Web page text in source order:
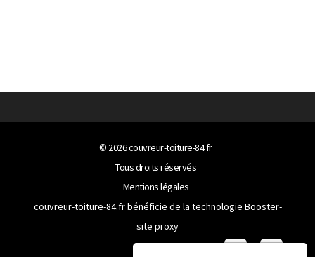
© 2026couvreur-toiture-84.fr
Tous droits réservés
Mentions légales
couvreur-toiture-84.fr bénéficie de la technologie Booster-
site proxy